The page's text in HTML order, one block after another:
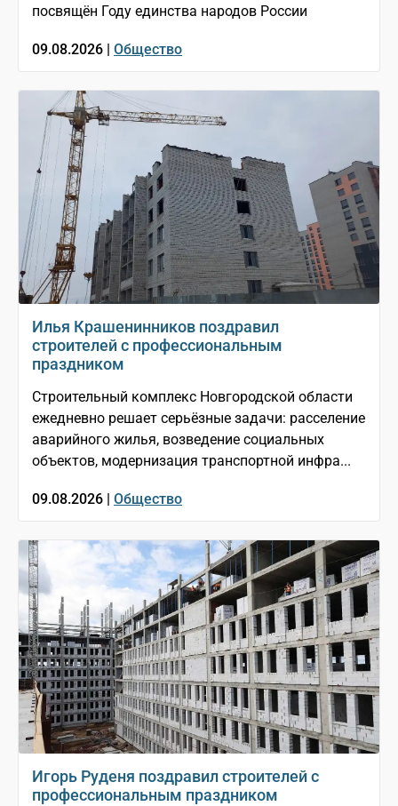
посвящён Году единства народов России
09.08.2026 | Общество
Илья Крашенинников поздравил
строителей с профессиональным
праздником
Строительный комплекс Новгородской области
ежедневно решает серьёзные задачи: расселение
аварийного жилья, возведение социальных
объектов, модернизация транспортной инфра...
09.08.2026 | Общество
Игорь Руденя поздравил строителей с
профессиональным праздником